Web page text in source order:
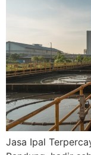
Jasa Ipal